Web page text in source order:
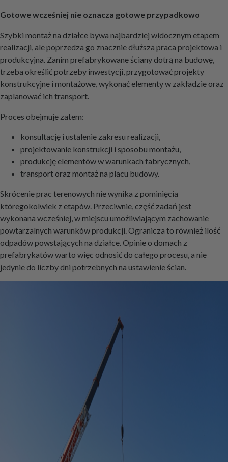
Gotowe wcześniej nie oznacza gotowe przypadkowo
Szybki montaż na działce bywa najbardziej widocznym etapem
realizacji, ale poprzedza go znacznie dłuższa praca projektowa i
produkcyjna. Zanim prefabrykowane ściany dotrą na budowę,
trzeba określić potrzeby inwestycji, przygotować projekty
konstrukcyjne i montażowe, wykonać elementy w zakładzie oraz
zaplanować ich transport.
Proces obejmuje zatem:
konsultację i ustalenie zakresu realizacji,
projektowanie konstrukcji i sposobu montażu,
produkcję elementów w warunkach fabrycznych,
transport oraz montaż na placu budowy.
Skrócenie prac terenowych nie wynika z pominięcia
któregokolwiek z etapów. Przeciwnie, część zadań jest
wykonana wcześniej, w miejscu umożliwiającym zachowanie
powtarzalnych warunków produkcji. Ogranicza to również ilość
odpadów powstających na działce. Opinie o domach z
prefabrykatów warto więc odnosić do całego procesu, a nie
jedynie do liczby dni potrzebnych na ustawienie ścian.